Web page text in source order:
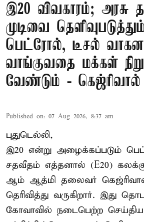
இ20 விவகாரம்; அரசு
முடிவை
பெட்ரோல், டீசல்
வாங்குவதை மக்கள்
வேண்டும் - கெஜ்ரிவால்
Published on: 07 Aug 2026, 8:37 am
புதுடெல்லி,
இ20 என்று அழைக்கப்படும்
சதவீதம் எத்தனால் (E20)
ஆம் ஆத்மி தலைவர் கெஜ்ரிவால்
தெரிவித்து வருகிறார். இது
கோவாவில் நடைபெற்ற